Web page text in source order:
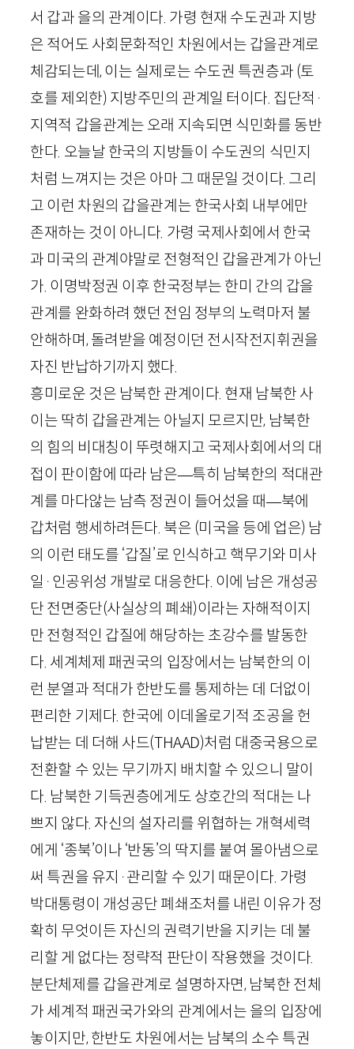
서 갑과 을의 관계이다. 가령 현재 수도권과 지방
은 적어도 사회문화적인 차원에서는 갑을관계로
체감되는데, 이는 실제로는 수도권 특권층과 (토
호를 제외한) 지방주민의 관계일 터이다. 집단적 ·
지역적 갑을관계는 오래 지속되면 식민화를 동반
한다. 오늘날 한국의 지방들이 수도권의 식민지
처럼 느껴지는 것은 아마 그 때문일 것이다. 그리
고 이런 차원의 갑을관계는 한국사회 내부에만
존재하는 것이 아니다. 가령 국제사회에서 한국
과 미국의 관계야말로 전형적인 갑을관계가 아닌
가. 이명박정권 이후 한국정부는 한미 간의 갑을
관계를 완화하려 했던 전임 정부의 노력마저 불
안해하며, 돌려받을 예정이던 전시작전지휘권을
자진 반납하기까지 했다.
흥미로운 것은 남북한 관계이다. 현재 남북한 사
이는 딱히 갑을관계는 아닐지 모르지만, 남북한
의 힘의 비대칭이 뚜렷해지고 국제사회에서의 대
접이 판이함에 따라 남은—특히 남북한의 적대관
계를 마다않는 남측 정권이 들어섰을 때—북에
갑처럼 행세하려든다. 북은 (미국을 등에 업은) 남
의 이런 태도를 ‘갑질’로 인식하고 핵무기와 미사
일 · 인공위성 개발로 대응한다. 이에 남은 개성공
단 전면중단(사실상의 폐쇄)이라는 자해적이지
만 전형적인 갑질에 해당하는 초강수를 발동한
다. 세계체제 패권국의 입장에서는 남북한의 이
런 분열과 적대가 한반도를 통제하는 데 더없이
편리한 기제다. 한국에 이데올로기적 조공을 헌
납받는 데 더해 사드(THAAD)처럼 대중국용으로
전환할 수 있는 무기까지 배치할 수 있으니 말이
다. 남북한 기득권층에게도 상호간의 적대는 나
쁘지 않다. 자신의 설자리를 위협하는 개혁세력
에게 ‘종북’이나 ‘반동’의 딱지를 붙여 몰아냄으로
써 특권을 유지 ·관리할 수 있기 때문이다. 가령
박대통령이 개성공단 폐쇄조처를 내린 이유가 정
확히 무엇이든 자신의 권력기반을 지키는 데 불
리할 게 없다는 정략적 판단이 작용했을 것이다.
분단체제를 갑을관계로 설명하자면, 남북한 전체
가 세계적 패권국가와의 관계에서는 을의 입장에
놓이지만, 한반도 차원에서는 남북의 소수 특권